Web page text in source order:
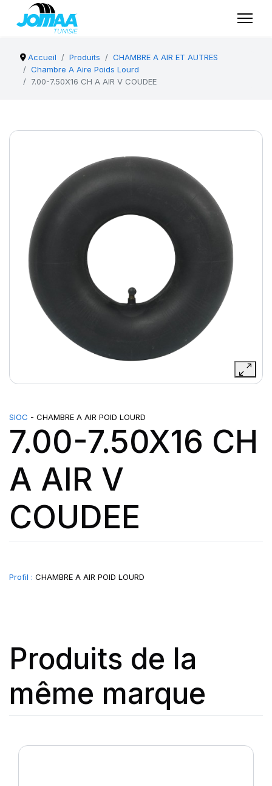
Accueil Produits
CHAMBRE A AIR ET AUTRES
Chambre A Aire Poids Lourd
7.00-7.50X16 CH A AIR V COUDEE
SIOC - CHAMBRE A AIR POID LOURD
7.00-7.50X16 CH
A AIR V
COUDEE
Profil : CHAMBRE A AIR POID LOURD
Produits de la
même marque